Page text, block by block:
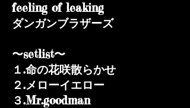
feeling of leaking
ダンガンブラザーズ
〜setlist〜
１.命の花咲散らかせ
２.メローイエロー
３.Mr.goodman